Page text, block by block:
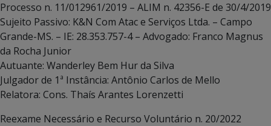
Processo n. 11/012961/2019 – ALIM n. 42356-E de 30/4/2019
Sujeito Passivo: K&N Com Atac e Serviços Ltda. – Campo
Grande-MS. – IE: 28.353.757-4 – Advogado: Franco Magnus
da Rocha Junior
Autuante: Wanderley Bem Hur da Silva
Julgador de 1ª Instância: Antônio Carlos de Mello
Relatora: Cons. Thaís Arantes Lorenzetti
Reexame Necessário e Recurso Voluntário n. 20/2022